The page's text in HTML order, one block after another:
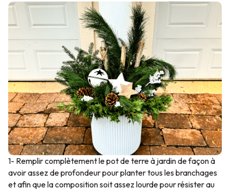
1- Remplir complètement le pot de terre à jardin de façon à
avoir assez de profondeur pour planter tous les branchages
et afin que la composition soit assez lourde pour résister au